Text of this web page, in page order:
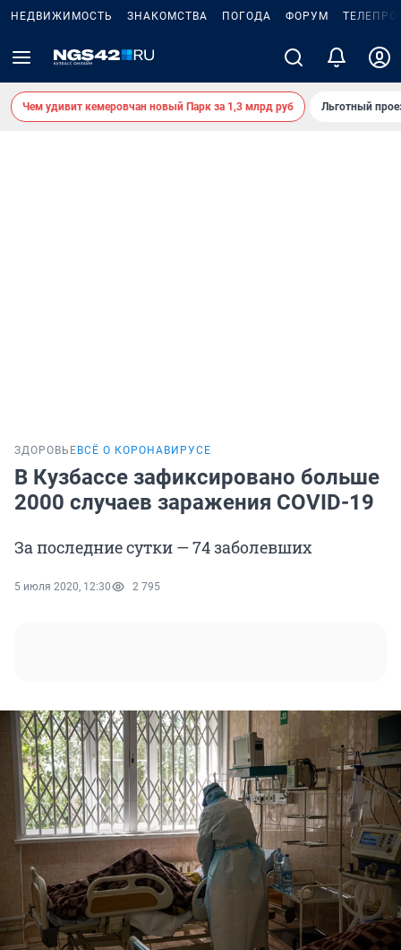
НЕДВИЖИМОСТЬ ЗНАКОМСТВА ПОГОДА ФОРУМ
Чем удивит кемеровчан новый Парк за 1,3 млрд руб Льготный
ЗДОРОВЬЕ ВСЁ О КОРОНАВИРУСЕ
В Кузбассе зафиксировано больше
2000 случаев заражения COVID-19
За последние сутки — 74 заболевших
5 июля 2020, 12:30 2 795